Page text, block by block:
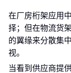
在厂房桁架应用
择；但在物流货
的翼缘来分散集
视。
当看到供应商提